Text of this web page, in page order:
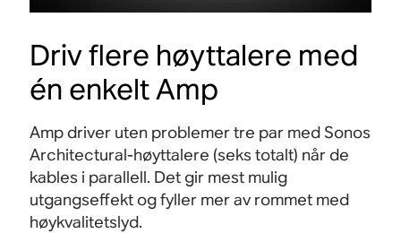
Driv flere høyttalere med
én enkelt Amp
Amp driver uten problemer tre par med Sonos
Architectural-høyttalere (seks totalt) når de
kables i parallell. Det gir mest mulig
utgangseffekt og fyller mer av rommet med
høykvalitetslyd.